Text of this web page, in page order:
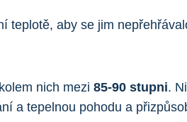
aby se jim
nich mezi 85-90 stupni.
a tepelnou pohodu a